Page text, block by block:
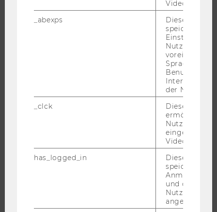
IMPACT DER FORSCHUNG
ORGANISATION
Videos
_abexps
Dieses Cookie
speichert
Nutzer*in, zB.
Sprache,
der Nutzer*in
_clck
Dieses Cookie
ermöglicht
Nutzung des
Video Players
has_logged_in
Dieses Cookie
speichert
und ob sich
Nutzer*in
angemeldet